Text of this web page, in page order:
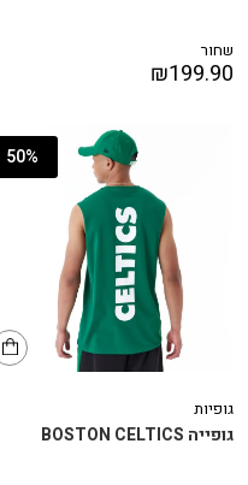
שחור
₪199.90
50%
גופיות
גופייה BOSTON CELTICS